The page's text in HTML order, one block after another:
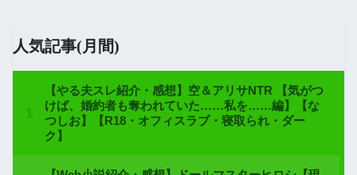
人気記事(月間)